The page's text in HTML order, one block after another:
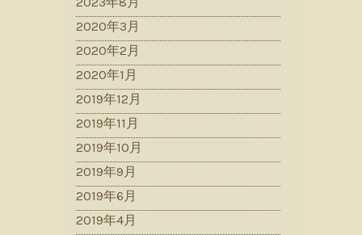
2020年3月
2020年2月
2020年1月
2019年12月
2019年11月
2019年10月
2019年9月
2019年6月
2019年4月